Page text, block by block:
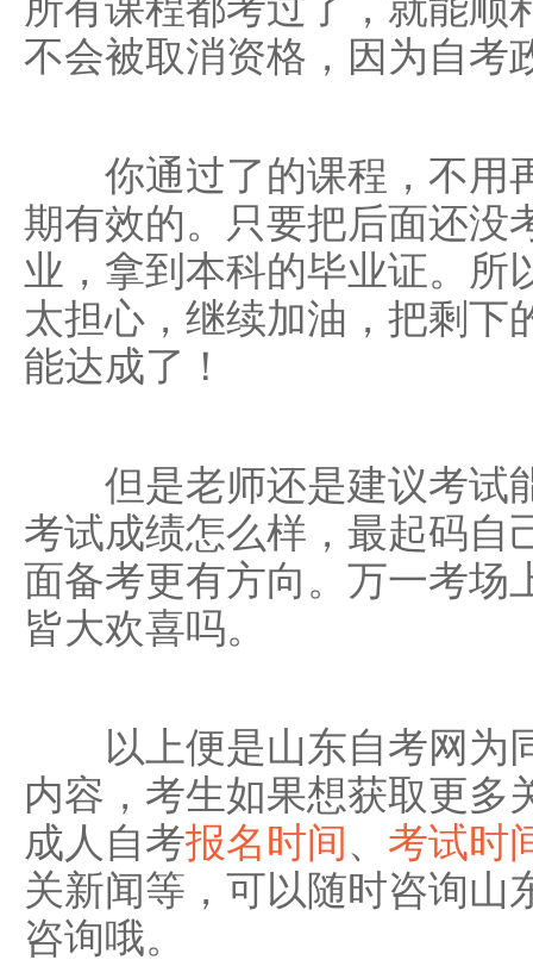
不会被取消资格，因为自考
你通过了的课程，不用
期有效的。只要把后面还没
业，拿到本科的毕业证。所
太担心，继续加油，把剩
能达成了！
但是老师还是建议考试
考试成绩怎么样，最起码自
面备考更有方向。万一考场
皆大欢喜吗。
以上便是山东自考网为
内容，考生如果想获取更
成人自考报名时间、 考试时
关新闻等，可以随时咨询
咨询哦。